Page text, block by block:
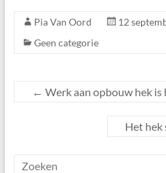
Pia Van Oord
12
Geen categorie
← Werk aan opbouw hek is
Het hek